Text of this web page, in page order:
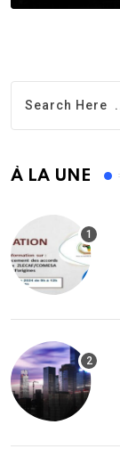
À LA UNE